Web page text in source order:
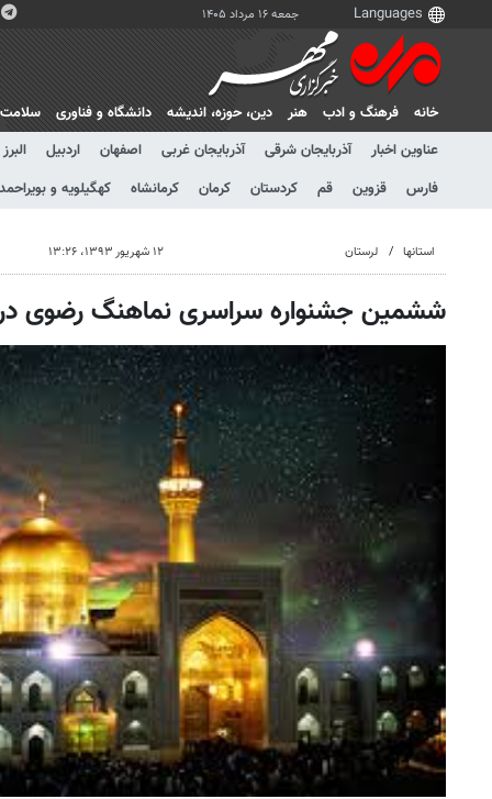
جمعه ۱۶ مرداد ۱۴۰۵
خانه فرهنگ و ادب هنر دين، حوزه، انديشه دانشگاه و فناوری سلامت
عناوین اخبار
آذربایجان شرقی آذربایجان غربی اصفهان اردبیل البرز
فارس
قزوین قم کردستان کرمان کرمانشاه کهگیلویه و بویراحمد
استانها لرستان ۱۲ شهریور ۱۳۹۳، ۱۳:۲۶
ششمین جشنواره سراسری نماهنگ رضوی در